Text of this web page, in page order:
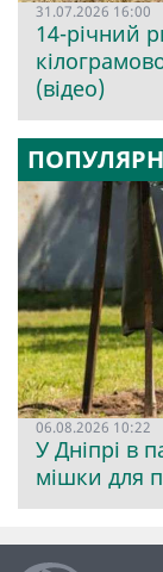
31.07.2026 16:00
14-річний
(відео)
06.08.2026 10:22
У Дніпрі в
мішки для